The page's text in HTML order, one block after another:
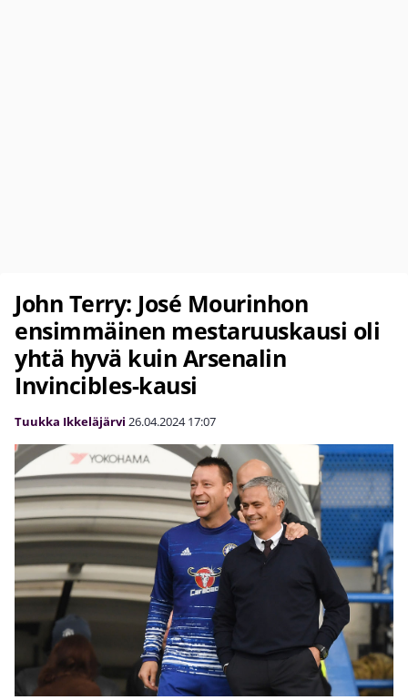
John Terry: José Mourinhon
ensimmäinen mestaruuskausi oli
yhtä hyvä kuin Arsenalin
Invincibles-kausi
Tuukka Ikkeläjärvi 26.04.2024 17:07